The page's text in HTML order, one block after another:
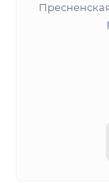
Шапки вязаные
Шапки зимние
Зимние шапки
Желтые шапки